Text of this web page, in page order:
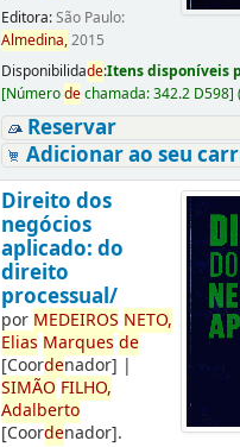
Editora:São Paulo:
Almedina,2015
Disponibilidade:Itens disponíveis
[Númerodechamada:342.2 D598]
Reservar
Adicionar ao seu
Direito dos
negócios
aplicado: do
direito
processual/
por MEDEIROS NETO,
Elias Marques de
[Coordenador] |
SIMÃO FILHO,
Adalberto
[Coordenador].